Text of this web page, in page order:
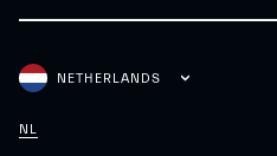
NETHERLANDS
NL